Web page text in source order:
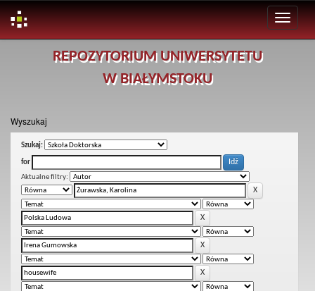
REPOZYTORIUM UNIWERSYTETU
W BIAŁYMSTOKU
Wyszukaj
Szukaj:
for
Aktualne filtry: